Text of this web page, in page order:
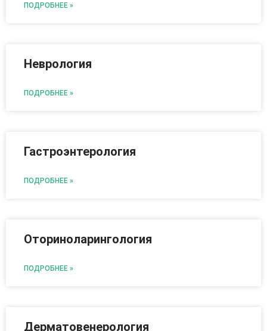
ПОДРОБНЕЕ »
Неврология
ПОДРОБНЕЕ »
Гастроэнтерология
ПОДРОБНЕЕ »
Оториноларингология
ПОДРОБНЕЕ »
Дерматовенерология